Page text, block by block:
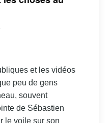
et les vidéos
peu de gens
souvent
de Sébastien
le voile sur son